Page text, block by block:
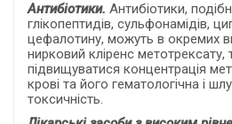
Антибіотики. Антибіотики,
глікопептидів, сульфонамідів,
цефалотину, можуть в окремих
нирковий кліренс
підвищуватися концентрація
крові та його гематологічна і
токсичність.